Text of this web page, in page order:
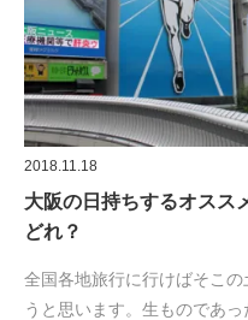
2018.11.18
大阪の日持ちするオスス
どれ？
全国各地旅行に行けばそこ
うと思います。生ものであ